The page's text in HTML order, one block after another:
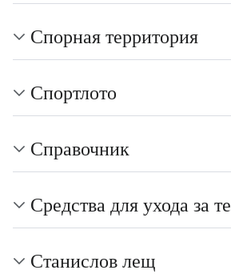
Спорная территория
Спортлото
Справочник
Средства для ухода за
Станислов лещ